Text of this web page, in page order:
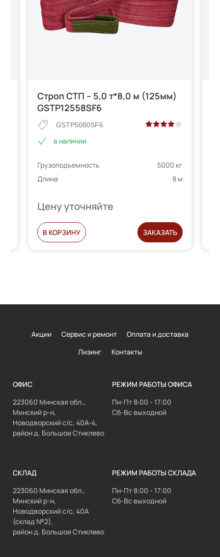
Строп СТП – 5,0 т*8,0 м (125мм)
GSTP12558SF6
GSTP5080SF6
опроса
пользователей
в наличии
Грузоподъемность
5000 кг
Длина
8 м
Цену уточняйте
В КОРЗИНУ ЗАКАЗАТЬ
Акции Сервис и ремонт
Оплата и доставка
Лизинг
Контакты
ОФИС
223060 Минская обл.,
Минский р-н,
Новодворский с/с, 40А-4,
район д. Большое Стиклево
РЕЖИМ РАБОТЫ ОФИСА
Пн-Пт 8:00 - 17:00
Сб-Вс выходной
СКЛАД
223060 Минская обл.,
Минский р-н,
Новодворский с/с, 40А
(склад №2),
район д. Большое Стиклево
РЕЖИМ РАБОТЫ СКЛАДА
Пн-Пт 8:00 - 17:00
Сб-Вс выходной